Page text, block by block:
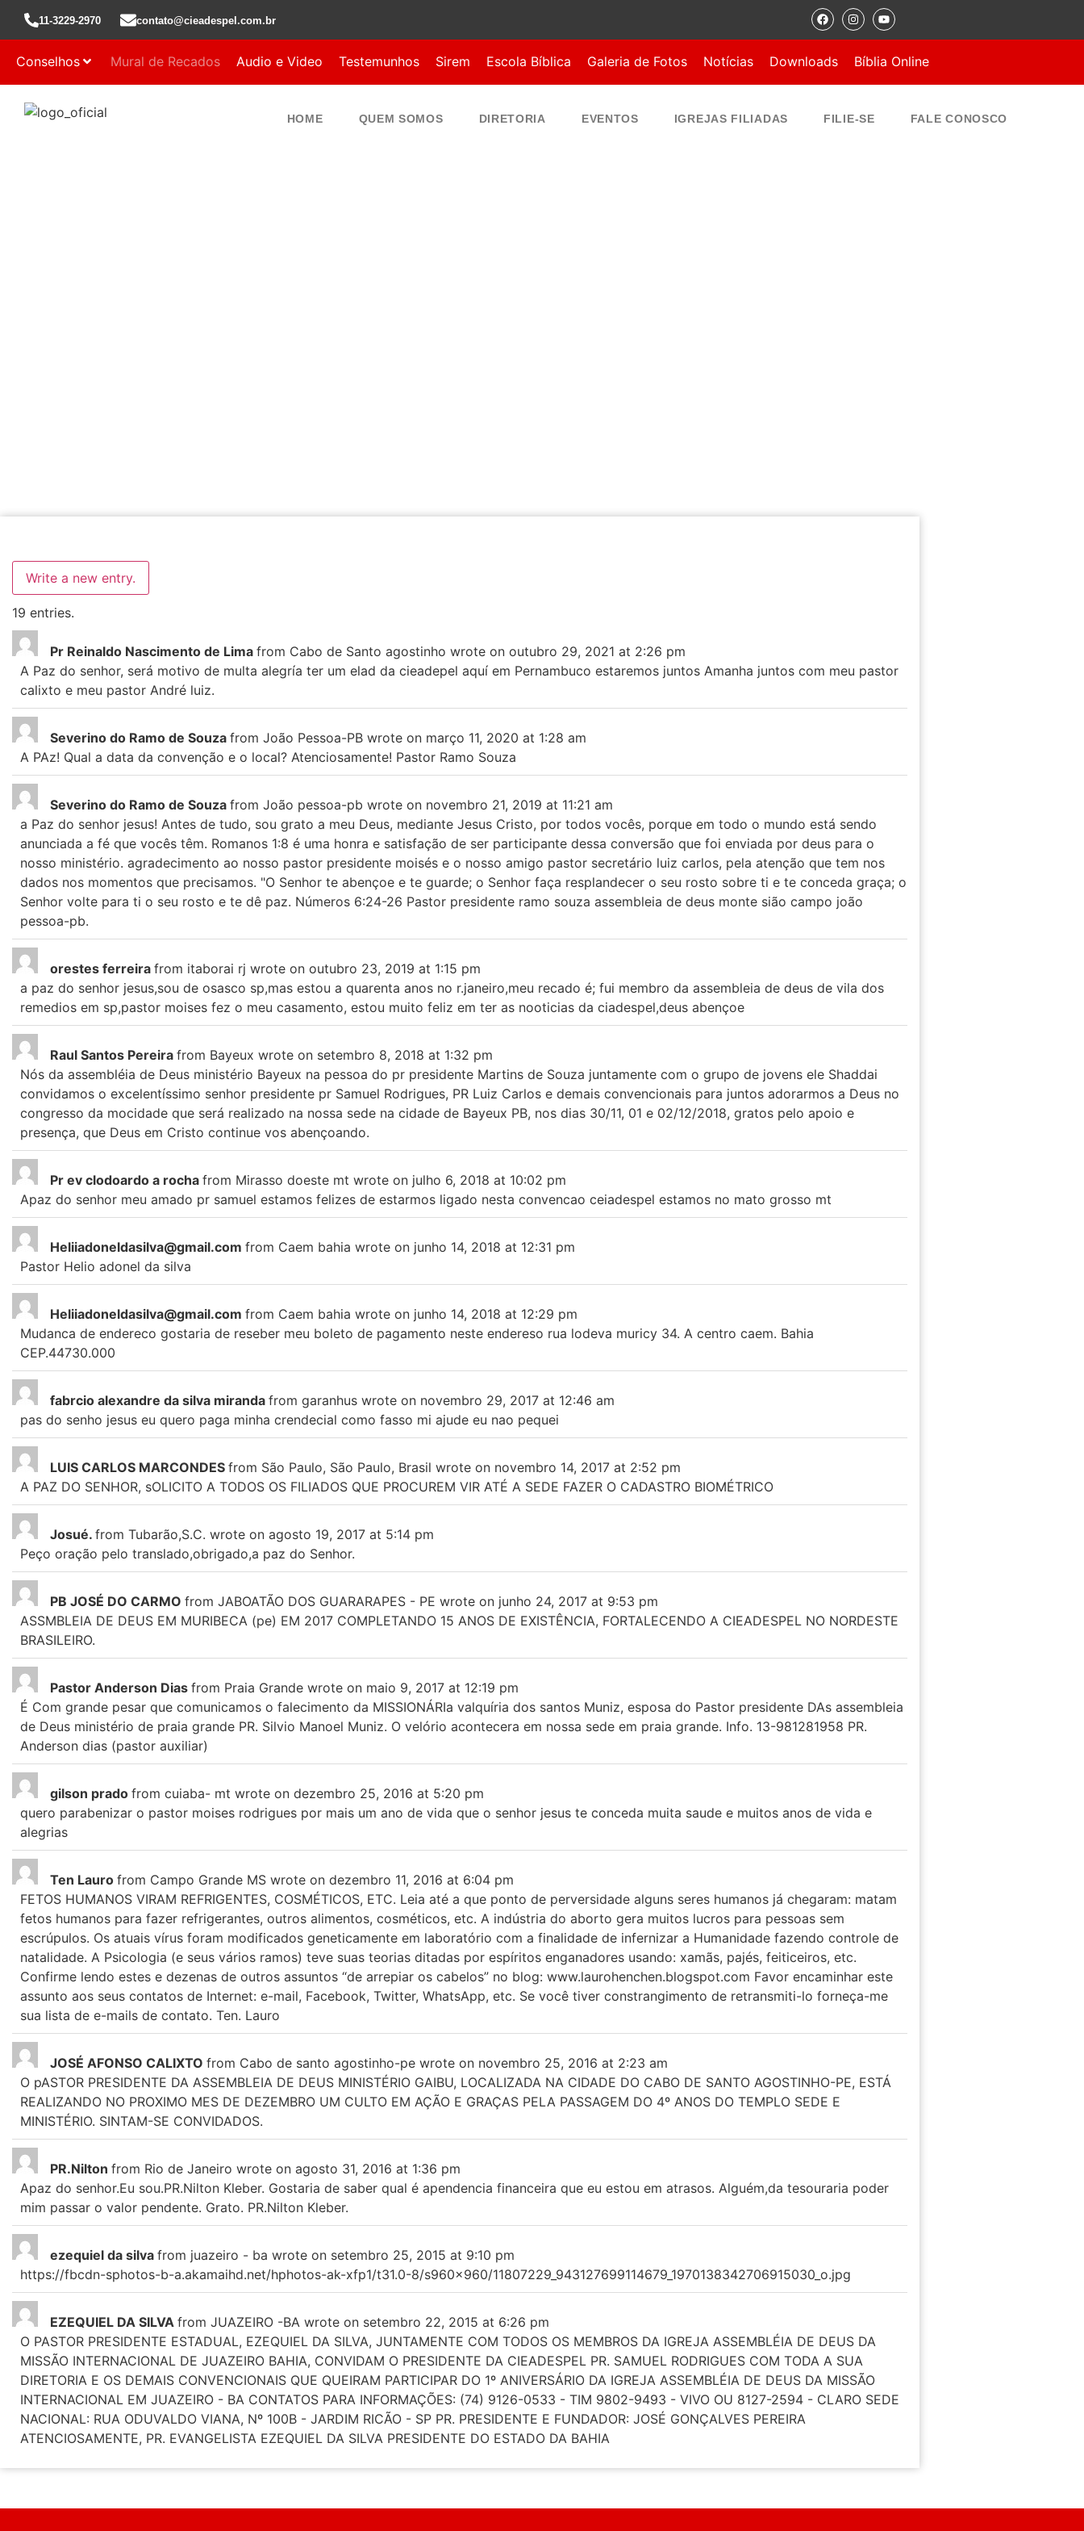
11-3229-2970 contato@cieadespel.com.br
Conselhos Mural de Recados Audio e Video Testemunhos Sirem Escola Bíblica Galeria de Fotos Notícias Downloads Bíblia Online
HOME QUEM SOMOS DIRETORIA EVENTOS IGREJAS FILIADAS FILIE-SE FALE CONOSCO
19 entries.
Pr Reinaldo Nascimento de Lima from Cabo de Santo agostinho wrote on outubro 29, 2021 at 2:26 pm
A Paz do senhor, será motivo de multa alegría ter um elad da cieadepel aquí em Pernambuco estaremos juntos Amanha juntos com meu pastor
calixto e meu pastor André luiz.
Severino do Ramo de Souza from João Pessoa-PB wrote on março 11, 2020 at 1:28 am
A PAz! Qual a data da convenção e o local? Atenciosamente! Pastor Ramo Souza
Severino do Ramo de Souza from João pessoa-pb wrote on novembro 21, 2019 at 11:21 am
a Paz do senhor jesus! Antes de tudo, sou grato a meu Deus, mediante Jesus Cristo, por todos vocês, porque em todo o mundo está sendo
anunciada a fé que vocês têm. Romanos 1:8 é uma honra e satisfação de ser participante dessa conversão que foi enviada por deus para o
nosso ministério. agradecimento ao nosso pastor presidente moisés e o nosso amigo pastor secretário luiz carlos, pela atenção que tem nos
dados nos momentos que precisamos. "O Senhor te abençoe e te guarde; o Senhor faça resplandecer o seu rosto sobre ti e te conceda graça; o
Senhor volte para ti o seu rosto e te dê paz. Números 6:24-26 Pastor presidente ramo souza assembleia de deus monte sião campo joão
pessoa-pb.
orestes ferreira from itaborai rj wrote on outubro 23, 2019 at 1:15 pm
a paz do senhor jesus,sou de osasco sp,mas estou a quarenta anos no r.janeiro,meu recado é; fui membro da assembleia de deus de vila dos
remedios em sp,pastor moises fez o meu casamento, estou muito feliz em ter as nooticias da ciadespel,deus abençoe
Raul Santos Pereira from Bayeux wrote on setembro 8, 2018 at 1:32 pm
Nós da assembléia de Deus ministério Bayeux na pessoa do pr presidente Martins de Souza juntamente com o grupo de jovens ele Shaddai
convidamos o excelentíssimo senhor presidente pr Samuel Rodrigues, PR Luiz Carlos e demais convencionais para juntos adorarmos a Deus no
congresso da mocidade que será realizado na nossa sede na cidade de Bayeux PB, nos dias 30/11, 01 e 02/12/2018, gratos pelo apoio e
presença, que Deus em Cristo continue vos abençoando.
Pr ev clodoardo a rocha from Mirasso doeste mt wrote on julho 6, 2018 at 10:02 pm
Apaz do senhor meu amado pr samuel estamos felizes de estarmos ligado nesta convencao ceiadespel estamos no mato grosso mt
Heliiadoneldasilva@gmail.com from Caem bahia wrote on junho 14, 2018 at 12:31 pm
Pastor Helio adonel da silva
Heliiadoneldasilva@gmail.com from Caem bahia wrote on junho 14, 2018 at 12:29 pm
Mudanca de endereco gostaria de reseber meu boleto de pagamento neste endereso rua lodeva muricy 34. A centro caem. Bahia
CEP.44730.000
fabrcio alexandre da silva miranda from garanhus wrote on novembro 29, 2017 at 12:46 am
pas do senho jesus eu quero paga minha crendecial como fasso mi ajude eu nao pequei
LUIS CARLOS MARCONDES from São Paulo, São Paulo, Brasil wrote on novembro 14, 2017 at 2:52 pm
A PAZ DO SENHOR, sOLICITO A TODOS OS FILIADOS QUE PROCUREM VIR ATÉ A SEDE FAZER O CADASTRO BIOMÉTRICO
Josué. from Tubarão,S.C. wrote on agosto 19, 2017 at 5:14 pm
Peço oração pelo translado,obrigado,a paz do Senhor.
PB JOSÉ DO CARMO from JABOATÃO DOS GUARARAPES - PE wrote on junho 24, 2017 at 9:53 pm
ASSMBLEIA DE DEUS EM MURIBECA (pe) EM 2017 COMPLETANDO 15 ANOS DE EXISTÊNCIA, FORTALECENDO A CIEADESPEL NO NORDESTE
BRASILEIRO.
Pastor Anderson Dias from Praia Grande wrote on maio 9, 2017 at 12:19 pm
É Com grande pesar que comunicamos o falecimento da MISSIONÁRIa valquíria dos santos Muniz, esposa do Pastor presidente DAs assembleia
de Deus ministério de praia grande PR. Silvio Manoel Muniz. O velório acontecera em nossa sede em praia grande. Info. 13-981281958 PR.
Anderson dias (pastor auxiliar)
gilson prado from cuiaba- mt wrote on dezembro 25, 2016 at 5:20 pm
quero parabenizar o pastor moises rodrigues por mais um ano de vida que o senhor jesus te conceda muita saude e muitos anos de vida e
alegrias
Ten Lauro from Campo Grande MS wrote on dezembro 11, 2016 at 6:04 pm
FETOS HUMANOS VIRAM REFRIGENTES, COSMÉTICOS, ETC. Leia até a que ponto de perversidade alguns seres humanos já chegaram: matam
fetos humanos para fazer refrigerantes, outros alimentos, cosméticos, etc. A indústria do aborto gera muitos lucros para pessoas sem
escrúpulos. Os atuais vírus foram modificados geneticamente em laboratório com a finalidade de infernizar a Humanidade fazendo controle de
natalidade. A Psicologia (e seus vários ramos) teve suas teorias ditadas por espíritos enganadores usando: xamãs, pajés, feiticeiros, etc.
Confirme lendo estes e dezenas de outros assuntos “de arrepiar os cabelos” no blog: www.laurohenchen.blogspot.com Favor encaminhar este
assunto aos seus contatos de Internet: e-mail, Facebook, Twitter, WhatsApp, etc. Se você tiver constrangimento de retransmiti-lo forneça-me
sua lista de e-mails de contato. Ten. Lauro
JOSÉ AFONSO CALIXTO from Cabo de santo agostinho-pe wrote on novembro 25, 2016 at 2:23 am
O pASTOR PRESIDENTE DA ASSEMBLEIA DE DEUS MINISTÉRIO GAIBU, LOCALIZADA NA CIDADE DO CABO DE SANTO AGOSTINHO-PE, ESTÁ
REALIZANDO NO PROXIMO MES DE DEZEMBRO UM CULTO EM AÇÃO E GRAÇAS PELA PASSAGEM DO 4º ANOS DO TEMPLO SEDE E
MINISTÉRIO. SINTAM-SE CONVIDADOS.
PR.Nilton from Rio de Janeiro wrote on agosto 31, 2016 at 1:36 pm
Apaz do senhor.Eu sou.PR.Nilton Kleber. Gostaria de saber qual é apendencia financeira que eu estou em atrasos. Alguém,da tesouraria poder
mim passar o valor pendente. Grato. PR.Nilton Kleber.
ezequiel da silva from juazeiro - ba wrote on setembro 25, 2015 at 9:10 pm
https://fbcdn-sphotos-b-a.akamaihd.net/hphotos-ak-xfp1/t31.0-8/s960x960/11807229_943127699114679_1970138342706915030_o.jpg
EZEQUIEL DA SILVA from JUAZEIRO -BA wrote on setembro 22, 2015 at 6:26 pm
O PASTOR PRESIDENTE ESTADUAL, EZEQUIEL DA SILVA, JUNTAMENTE COM TODOS OS MEMBROS DA IGREJA ASSEMBLÉIA DE DEUS DA
MISSÃO INTERNACIONAL DE JUAZEIRO BAHIA, CONVIDAM O PRESIDENTE DA CIEADESPEL PR. SAMUEL RODRIGUES COM TODA A SUA
DIRETORIA E OS DEMAIS CONVENCIONAIS QUE QUEIRAM PARTICIPAR DO 1º ANIVERSÁRIO DA IGREJA ASSEMBLÉIA DE DEUS DA MISSÃO
INTERNACIONAL EM JUAZEIRO - BA CONTATOS PARA INFORMAÇÕES: (74) 9126-0533 - TIM 9802-9493 - VIVO OU 8127-2594 - CLARO SEDE
NACIONAL: RUA ODUVALDO VIANA, Nº 100B - JARDIM RICÃO - SP PR. PRESIDENTE E FUNDADOR: JOSÉ GONÇALVES PEREIRA
ATENCIOSAMENTE, PR. EVANGELISTA EZEQUIEL DA SILVA PRESIDENTE DO ESTADO DA BAHIA